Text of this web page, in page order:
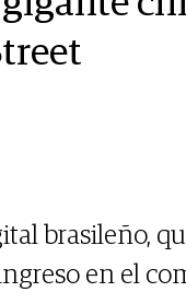
brasileño,
en el